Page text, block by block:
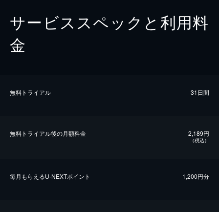
サービススペックと利用料
金
無料トライアル 31日間
無料トライアル後の⽉額料金 2,189円
（税込）
毎⽉もらえるU-NEXTポイント 1,200円分